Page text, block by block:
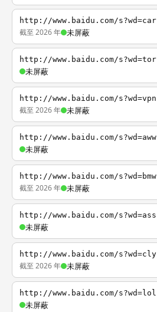
http://www.baidu.com/s?wd=car
截至 2026 年 未屏蔽
http://www.baidu.com/s?wd=tor
未屏蔽
http://www.baidu.com/s?wd=vpn
截至 2026 年 未屏蔽
http://www.baidu.com/s?wd=aww
未屏蔽
http://www.baidu.com/s?wd=bmw
截至 2026 年 未屏蔽
http://www.baidu.com/s?wd=ass
未屏蔽
http://www.baidu.com/s?wd=cly
截至 2026 年 未屏蔽
http://www.baidu.com/s?wd=lol
未屏蔽